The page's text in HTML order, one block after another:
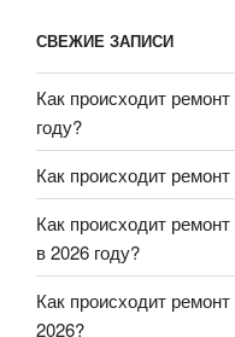
СВЕЖИЕ ЗАПИСИ
Как происходит
году?
Как происходит
Как происходит
в 2026 году?
Как происходит
2026?